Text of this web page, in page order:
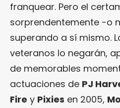
franquear. Pero el
sorprendentemente -o
superando a sí mismo.
veteranos lo negarán,
de memorables
actuaciones de PJ
Fire y Pixies en 2005,